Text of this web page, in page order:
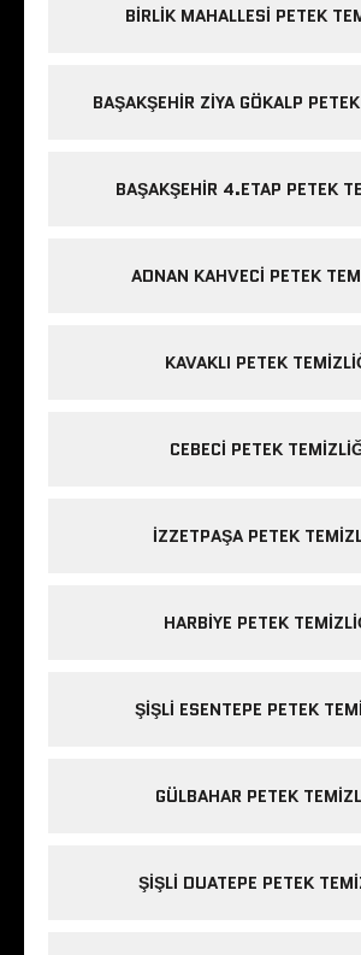
BIRLIK MAHALLESI PETEK
BAŞAKŞEHIR ZIYA GÖKALP
BAŞAKŞEHIR 4.ETAP PETEK
ADNAN KAHVECI PETEK
KAVAKLI PETEK
CEBECI PETEK
IZZETPAŞA PETEK
HARBIYE PETEK
ŞIŞLI ESENTEPE PETEK
GÜLBAHAR PETEK
ŞIŞLI DUATEPE PETEK